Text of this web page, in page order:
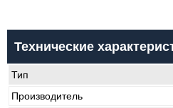
Технические
Тип
Производитель